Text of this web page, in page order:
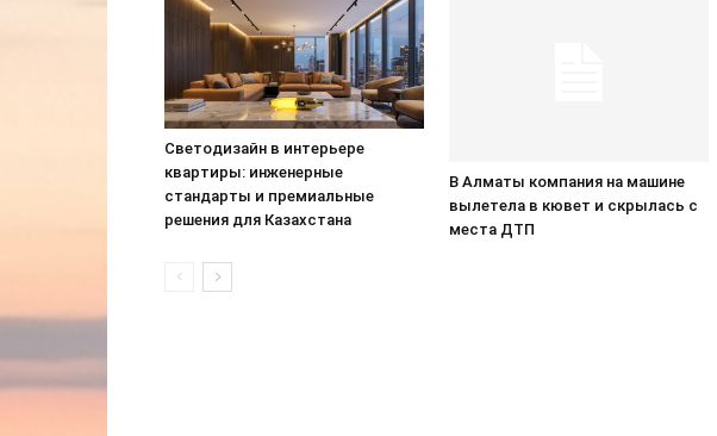
Светодизайн в интерьере
квартиры: инженерные
стандарты и премиальные
решения для Казахстана
В Алматы компания на машине
вылетела в кювет и скрылась с
места ДТП